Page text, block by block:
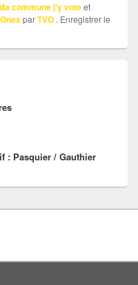
commune j'y voteet
parTVO . Enregistrer le
: Pasquier / Gauthier